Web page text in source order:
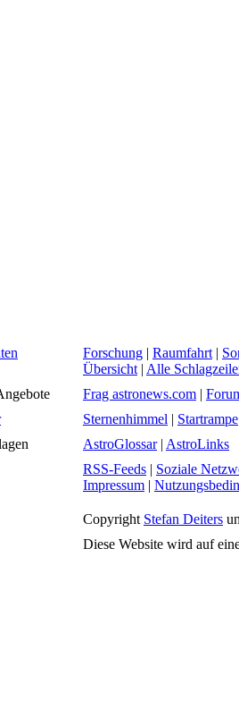
Forschung | Raumfahrt |
Übersicht | Alle
Frag astronews.com |
Sternenhimmel | Startrampe
AstroGlossar| AstroLinks
RSS-Feeds | Soziale
Impressum |
Copyright Stefan Deiters
Diese Website wird auf